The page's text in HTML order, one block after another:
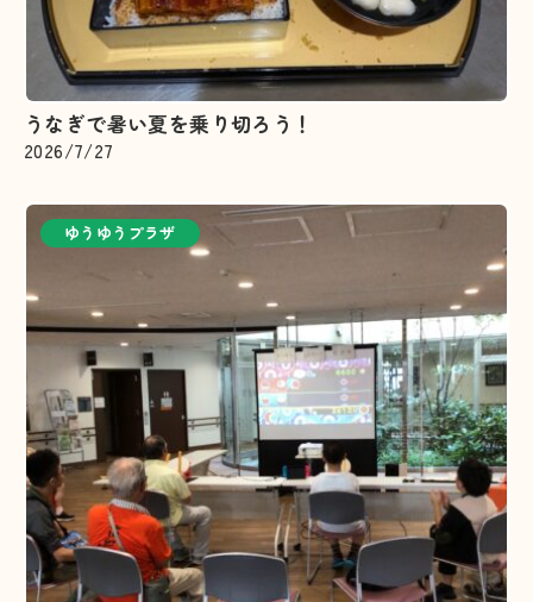
うなぎで暑い夏を乗り切ろう！
2026/7/27
ゆうゆうプラザ